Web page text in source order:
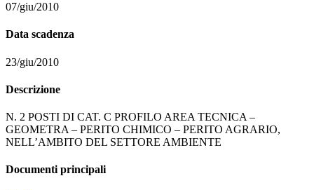
07/giu/2010
Data scadenza
23/giu/2010
Descrizione
N. 2 POSTI DI CAT. C PROFILO AREA TECNICA –
GEOMETRA – PERITO CHIMICO – PERITO AGRARIO,
NELL’AMBITO DEL SETTORE AMBIENTE
Documenti principali